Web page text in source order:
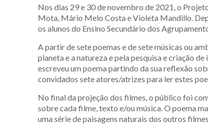
Nos dias 29 e 30 de novembro de 2021, o
Mota, Mário Melo Costa e Violeta Mandillo.
os alunos do Ensino Secundário dos
A partir de sete poemas e de sete músicas ou
planeta e a natureza e pela pesquisa e criação
escreveu um poema partindo da sua reflexão
convidados sete atores/atrizes para ler estes
No final da projeção dos filmes, o público foi
sobre cada filme, texto e/ou música. O poema
uma série de paisagens naturais dos outros